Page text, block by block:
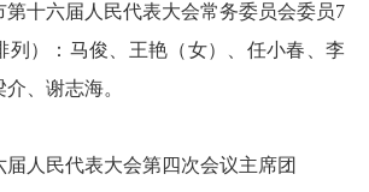
第十六届人民代表大会常务委员会委员7
列）：马俊、王艳（女）、任小春、李
、谢志海。
届人民代表大会第四次会议主席团